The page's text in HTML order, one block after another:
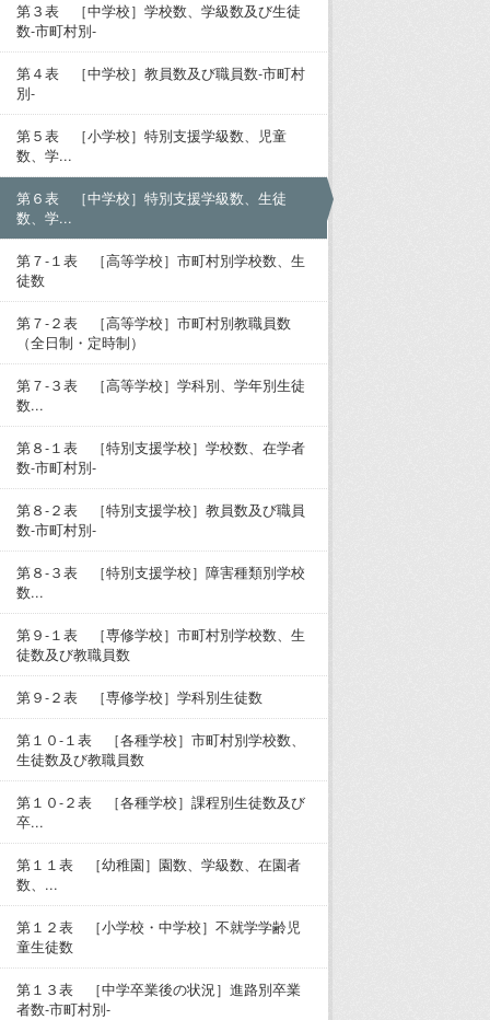
第３表 ［中学校］学校数、学級数及び生徒
数-市町村別-
第４表 ［中学校］教員数及び職員数-市町村
別-
第５表 ［小学校］特別支援学級数、児童
数、学...
第６表 ［中学校］特別支援学級数、生徒
数、学...
第７-１表 ［高等学校］市町村別学校数、生
徒数
第７-２表 ［高等学校］市町村別教職員数
（全日制・定時制）
第７-３表 ［高等学校］学科別、学年別生徒
数...
第８-１表 ［特別支援学校］学校数、在学者
数-市町村別-
第８-２表 ［特別支援学校］教員数及び職員
数-市町村別-
第８-３表 ［特別支援学校］障害種類別学校
数...
第９-１表 ［専修学校］市町村別学校数、生
徒数及び教職員数
第９-２表 ［専修学校］学科別生徒数
第１０-１表 ［各種学校］市町村別学校数、
生徒数及び教職員数
第１０-２表 ［各種学校］課程別生徒数及び
卒...
第１１表 ［幼稚園］園数、学級数、在園者
数、...
第１２表 ［小学校・中学校］不就学学齢児
童生徒数
第１３表 ［中学卒業後の状況］進路別卒業
者数-市町村別-